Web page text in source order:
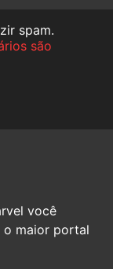
spam.
são
você
o maior portal